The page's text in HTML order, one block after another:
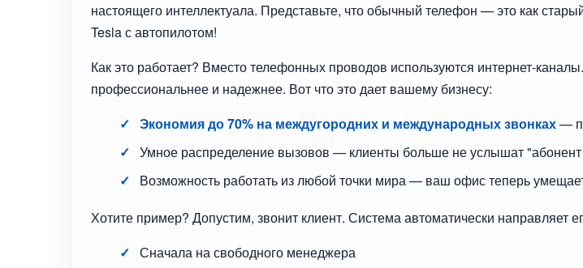
настоящего интеллектуала. Представьте, что обычный телефон — это как
Tesla с автопилотом!
Как это работает? Вместо телефонных проводов используются интернет-
профессиональнее и надежнее. Вот что это дает вашему бизнесу:
Экономия до 70% на междугородних и международных звонках—
Умное распределение вызовов — клиенты больше не услышат
Возможность работать из любой точки мира — ваш офис теперь
Хотите пример? Допустим, звонит клиент. Система автоматически направляет
Сначала на свободного менеджера